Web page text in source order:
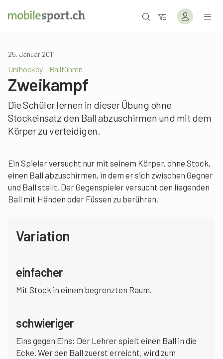
25. Januar 2011
Unihockey – Ballführen
Zweikampf
Die Schüler lernen in dieser Übung ohne
Stockeinsatz den Ball abzuschirmen und mit dem
Körper zu verteidigen.
Ein Spieler versucht nur mit seinem Körper, ohne Stock,
einen Ball abzuschirmen, in dem er sich zwischen Gegner
und Ball stellt. Der Gegenspieler versucht den liegenden
Ball mit Händen oder Füssen zu berühren.
Variation
einfacher
Mit Stock in einem begrenzten Raum.
schwieriger
Eins gegen Eins: Der Lehrer spielt einen Ball in die
Ecke. Wer den Ball zuerst erreicht, wird zum